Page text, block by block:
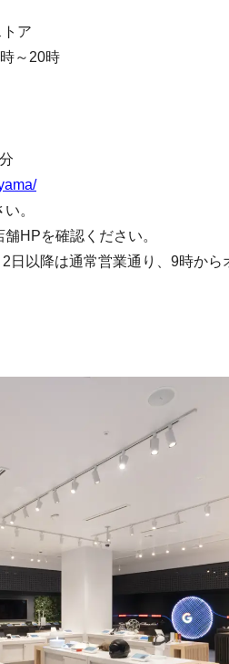
ア
～20時
。
HPを確認ください。
以降は通常営業通り、9時から